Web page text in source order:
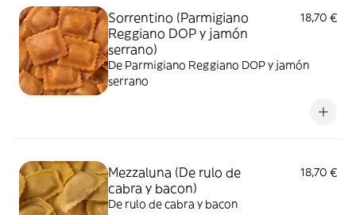
Sorrentino (Parmigiano
Reggiano DOP y jamón
serrano)
18,70 €
De Parmigiano Reggiano DOP y jamón
serrano
Mezzaluna (De rulo de
cabra y bacon)
18,70 €
De rulo de cabra y bacon